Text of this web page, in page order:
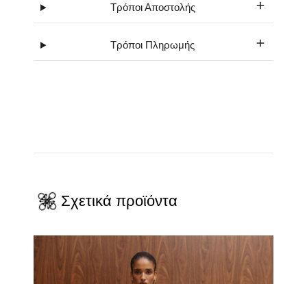
Τρόποι Αποστολής
Τρόποι Πληρωμής
Σχετικά προϊόντα
το
προϊόν